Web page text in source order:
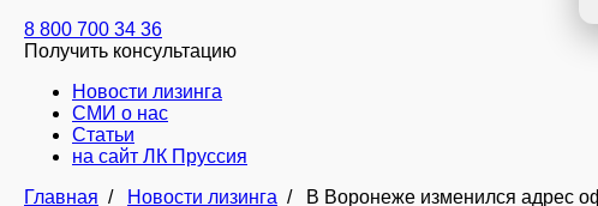
8 800 700 34 36
Получить консультацию
Новости лизинга
СМИ о нас
Статьи
на сайт ЛК Пруссия
Главная / Новости лизинга / В Воронеже изменился адрес